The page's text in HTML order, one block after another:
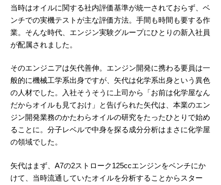
当時はオイルに関する社内評価基準が統一されておらず、ベ
ンチでの実機テストが主な評価方法。手間も時間も要する作
業。そんな時代、エンジン実験グループにひとりの新入社員
が配属されました。
そのエンジニアは矢代善伸。エンジン開発に携わる要員は一
般的に機械工学系出身ですが、矢代は化学系出身という異色
の人材でした。入社そうそうに上司から「お前は化学屋なん
だからオイルも見ておけ」と告げられた矢代は、本業のエン
ジン開発業務のかたわらオイルの研究をたったひとりで始め
ることに。分子レベルで中身を探る成分分析はまさに化学屋
の領域でした。
矢代はまず、A7の2ストローク125ccエンジンをベンチにか
けて、当時流通していたオイルを分析することからスター